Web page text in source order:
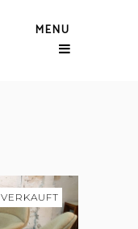
MENU
VERKAUFT